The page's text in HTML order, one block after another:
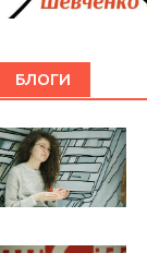
БЛОГИ